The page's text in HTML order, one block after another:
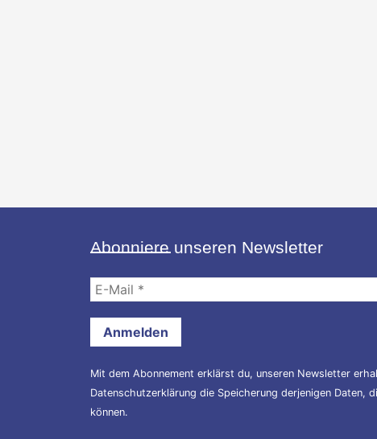
Abonniere unseren Newsletter
Mail
Mit dem Abonnement erklärst du, unseren Newsletter
Datenschutzerklärung die Speicherung derjenigen Daten,
können.